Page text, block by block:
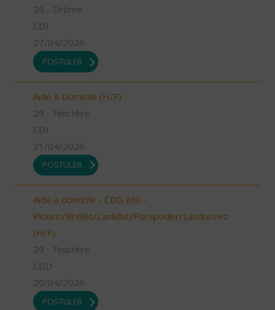
26 - Drôme
CDI
27/04/2026
POSTULER
Aide à Domicile (H/F)
29 - Finistère
CDI
21/04/2026
POSTULER
Aide à domicile - CDD été -
Plourin/Brélès/Lanildut/Porspoder/Landunvez
(H/F)
29 - Finistère
CDD
20/04/2026
POSTULER